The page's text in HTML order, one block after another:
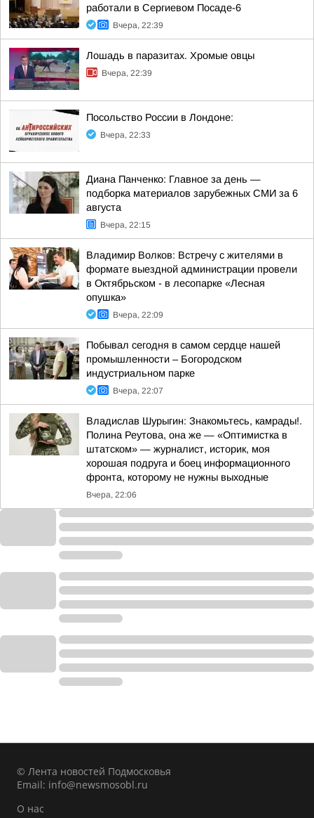
работали в Сергиевом Посаде-6
Вчера, 22:39
Лошадь в паразитах. Хромые овцы
Вчера, 22:39
Посольство России в Лондоне:
Вчера, 22:33
Диана Панченко: Главное за день —
подборка материалов зарубежных СМИ за 6
августа
Вчера, 22:15
Владимир Волков: Встречу с жителями в
формате выездной администрации провели
в Октябрьском - в лесопарке «Лесная
опушка»
Вчера, 22:09
Побывал сегодня в самом сердце нашей
промышленности – Богородском
индустриальном парке
Вчера, 22:07
Владислав Шурыгин: Знакомьтесь, камрады!.
Полина Реутова, она же — «Оптимистка в
штатском» — журналист, историк, моя
хорошая подруга и боец информационного
фронта, которому не нужны выходные
Вчера, 22:06
© Лента новостей Подмосковья
Email: info@newsmosobl.ru
О нас